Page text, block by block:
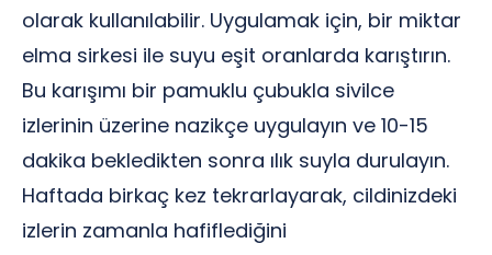
olarak kullanılabilir. Uygulamak için, bir miktar
elma sirkesi ile suyu eşit oranlarda karıştırın.
Bu karışımı bir pamuklu çubukla sivilce
izlerinin üzerine nazikçe uygulayın ve 10-15
dakika bekledikten sonra ılık suyla durulayın.
Haftada birkaç kez tekrarlayarak, cildinizdeki
izlerin zamanla hafiflediğini